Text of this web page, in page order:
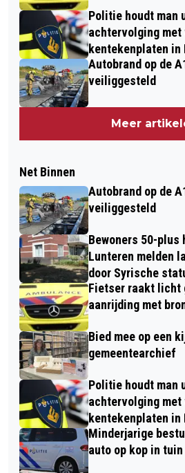
Politie houdt man
achtervolging met
kentekenplaten in
Autobrand op de
veiliggesteld
Meer
Net Binnen
Autobrand op de
veiliggesteld
Bewoners 50-plus
Lunteren melden
door Syrische
Fietser raakt licht
aanrijding met
Bied mee op een
gemeentearchief
Politie houdt man
achtervolging met
kentekenplaten in
Minderjarige
auto op kop in